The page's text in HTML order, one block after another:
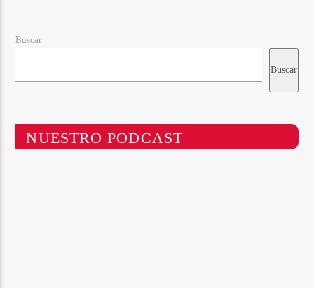
Buscar
Buscar
NUESTRO PODCAST